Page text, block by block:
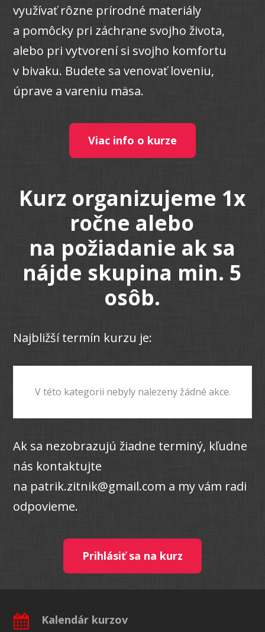
využívať rôzne prírodné materiály
a pomôcky pri záchrane svojho života,
alebo pri vytvorení si svojho komfortu
v bivaku. Budete sa venovať loveniu,
úprave a vareniu mäsa.
Viac info o kurze
Kurz organizujeme 1x
ročne alebo
na požiadanie ak sa
nájde skupina min. 5
osôb.
Najbližší termín kurzu je:
V této kategorii nebyly nalezeny žádné akce.
Ak sa nezobrazujú žiadne terminý, kľudne
nás kontaktujte
na patrik.zitnik@gmail.com a my vám radi
odpovieme.
Prihlásiť sa na kurz
Kalendár kurzov